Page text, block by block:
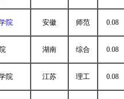
院 安徽 师范 0.08
湖南 综合 0.08
院 江苏 理工 0.08